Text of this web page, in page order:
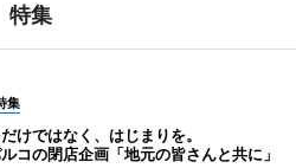
特集
集
けではなく、はじまりを。
コの閉店企画「地元の皆さんと共に」